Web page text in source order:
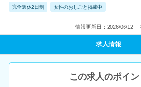
完全週休2日制 女性のおしごと掲載中
情報更新日：2026/06/12
求人情報
この求人のポイン